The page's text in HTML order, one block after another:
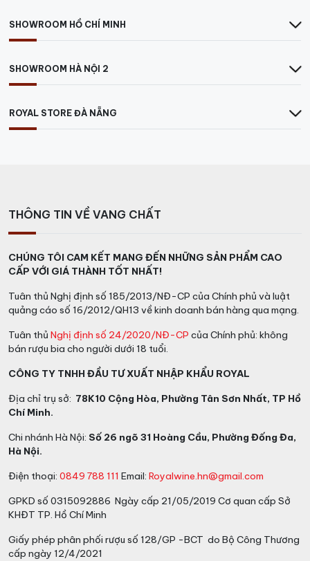
SHOWROOM HỒ CHÍ MINH
SHOWROOM HÀ NỘI 2
ROYAL STORE ĐÀ NẴNG
THÔNG TIN VỀ VANG CHẤT
CHÚNG TÔI CAM KẾT MANG ĐẾN NHỮNG SẢN PHẨM CAO
CẤP VỚI GIÁ THÀNH TỐT NHẤT!
Tuân thủ Nghị định số 185/2013/NĐ-CP của Chính phủ và luật
quảng cáo số 16/2012/QH13 về kinh doanh bán hàng qua mạng.
Tuân thủ Nghị định số 24/2020/NĐ-CP của Chính phủ: không
bán rượu bia cho người dưới 18 tuổi.
CÔNG TY TNHH ĐẦU TƯ XUẤT NHẬP KHẨU ROYAL
Địa chỉ trụ sở: 78K10 Cộng Hòa, Phường Tân Sơn Nhất, TP Hồ
Chí Minh.
Chi nhánh Hà Nội: Số 26 ngõ 31 Hoàng Cầu, Phường Đống Đa,
Hà Nội.
Điện thoại: 0849 788 111 Email: Royalwine.hn@gmail.com
GPKD số 0315092886 Ngày cấp 21/05/2019 Cơ quan cấp Sở
KHĐT TP. Hồ Chí Minh
Giấy phép phân phối rượu số 128/GP -BCT do Bộ Công Thương
cấp ngày 12/4/2021